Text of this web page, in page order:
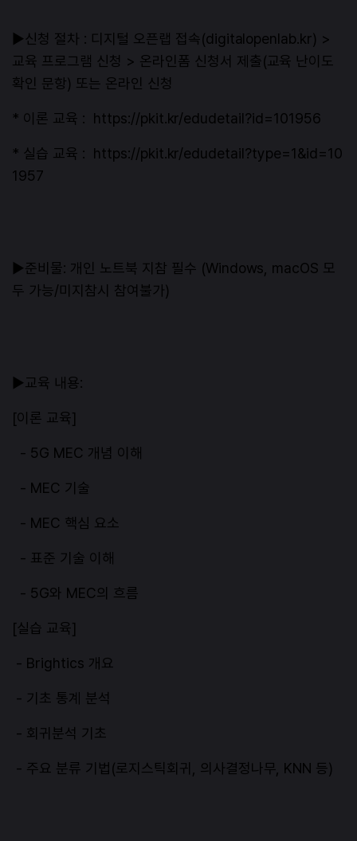
▶신청 절차 : 디지털 오픈랩 접속(digitalopenlab.kr) >
교육 프로그램 신청 > 온라인폼 신청서 제출(교육 난이도
확인 문항) 또는 온라인 신청
* 이론 교육 : https://pkit.kr/edudetail?id=101956
* 실습 교육 : https://pkit.kr/edudetail?type=1&id=10
1957
▶준비물: 개인 노트북 지참 필수 (Windows, macOS 모
두 가능/미지참시 참여불가)
▶교육 내용:
[이론 교육]
- 5G MEC 개념 이해
- MEC 기술
- MEC 핵심 요소
- 표준 기술 이해
- 5G와 MEC의 흐름
[실습 교육]
- Brightics 개요
- 기초 통계 분석
- 회귀분석 기초
- 주요 분류 기법(로지스틱회귀, 의사결정나무, KNN 등)